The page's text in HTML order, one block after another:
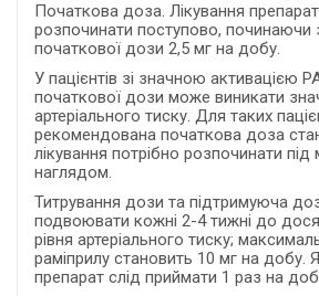
Початкова доза. Лікування
розпочинати поступово, починаючи
початкової дози 2,5 мг на добу.
У пацієнтів зі значною активацією
початкової дози може виникати
артеріального тиску. Для таких
рекомендована початкова доза
лікування потрібно розпочинати
наглядом.
Титрування дози та підтримуюча
подвоювати кожні 2-4 тижні до
рівня артеріального тиску;
раміприлу становить 10 мг на добу.
препарат слід приймати 1 раз на